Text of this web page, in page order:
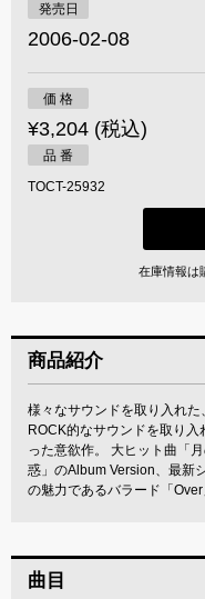
発売日
2006-02-08
価 格
¥3,204 (税込)
品 番
TOCT-25932
在庫情報は
商品紹介
様々なサウンドを取り入れ
ROCK的なサウンドを取り
った意欲作。 大ヒット曲「
惑」のAlbum Version、最新
の魅力であるバラード「
曲目